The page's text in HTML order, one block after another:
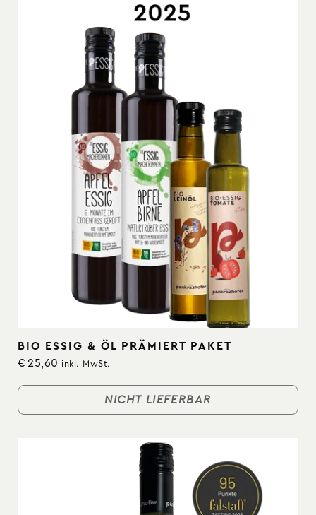
NICHT LIEFERBAR
BIO ESSIG & ÖL PRÄMIERT PAKET
€ 25,60 inkl. MwSt.